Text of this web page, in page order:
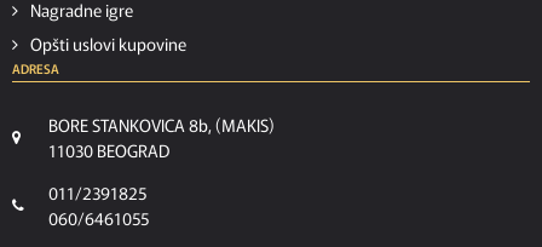
Nagradne igre
Opšti uslovi kupovine
ADRESA
BORE STANKOVICA 8b, (MAKIS)
11030 BEOGRAD
011/2391825
060/6461055